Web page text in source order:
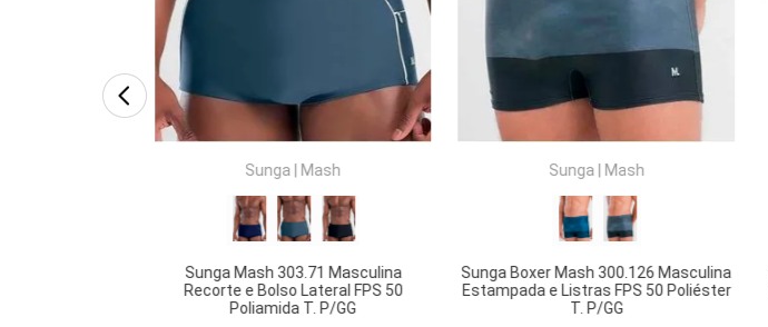
Sunga Mash
Sunga Mash 303.71 Masculina
Recorte e Bolso Lateral FPS 50
Poliamida T. P/GG
Sunga| Mash
Sunga Boxer Mash 300.126 Masculina
Estampada e Listras FPS 50 Poliéster
T. P/GG